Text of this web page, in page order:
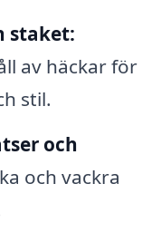
staket:
av häckar för
stil.
och
och vackra